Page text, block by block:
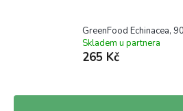
GreenFood Echinacea,
Skladem u partnera
265 Kč
Ř